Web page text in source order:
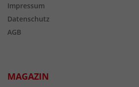
Impressum
Datenschutz
AGB
MAGAZIN